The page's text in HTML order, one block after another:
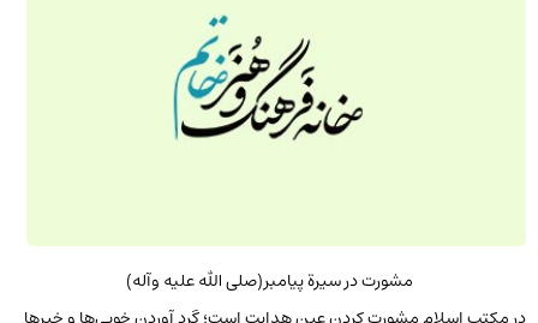
مشورت در سیرة پیامبر(صلى الله علیه وآله)